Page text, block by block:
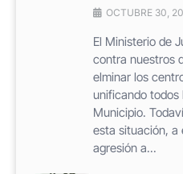
OCTUBRE 30,
El Ministerio de
contra nuestros
elminar los
unificando todos
Municipio.
esta situación, a
agresión a...